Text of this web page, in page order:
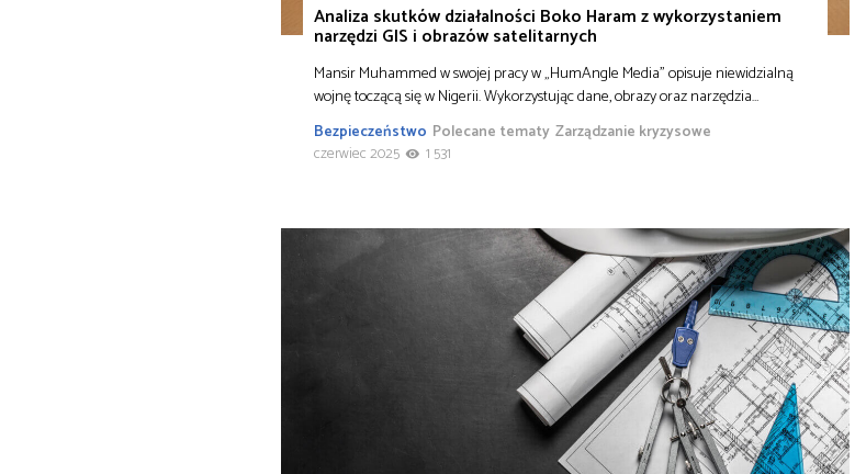
Analiza skutków działalności Boko Haram z wykorzystaniem
narzędzi GIS i obrazów satelitarnych
Mansir Muhammed w swojej pracy w „HumAngle Media” opisuje niewidzialną
wojnę toczącą się w Nigerii. Wykorzystując dane, obrazy oraz narzędzia…
Bezpieczeństwo Polecane tematy Zarządzanie kryzysowe
czerwiec 2025
1 531